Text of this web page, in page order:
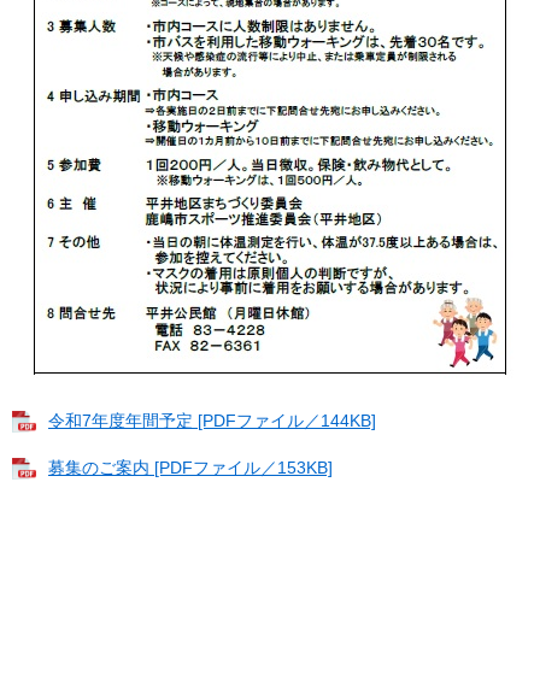
令和7年度年間予定 [PDFファイル／144KB]
募集のご案内 [PDFファイル／153KB]